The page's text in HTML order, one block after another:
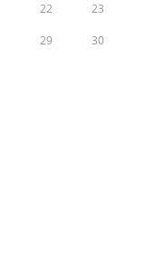
22 23
29 30